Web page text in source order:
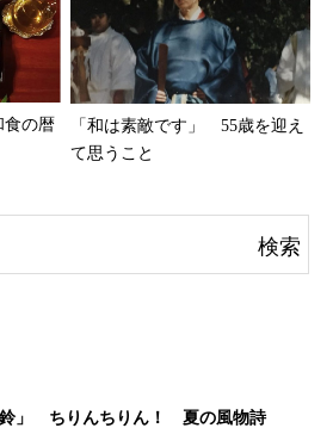
の暦
「和は素敵です」 55歳を迎え
て思うこと
鈴」 ちりんちりん！ 夏の風物詩